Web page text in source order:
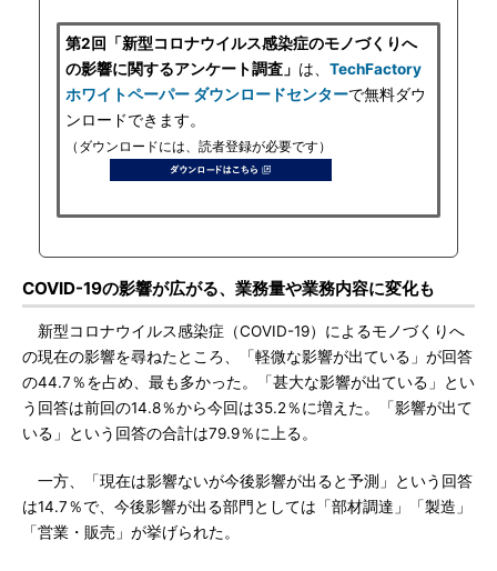
第2回「新型コロナウイルス感染症のモノづくりへ
の影響に関するアンケート調査」 は、 TechFactory
ホワイトペーパー ダウンロードセンターで無料ダウ
ンロードできます。
（ダウンロードには、読者登録が必要です）
COVID-19の影響が広がる、業務量や業務内容に変化も
新型コロナウイルス感染症（COVID-19）によるモノづくりへ
の現在の影響を尋ねたところ、「軽微な影響が出ている」が回答
の44.7％を占め、最も多かった。「甚大な影響が出ている」とい
う回答は前回の14.8％から今回は35.2％に増えた。「影響が出て
いる」という回答の合計は79.9％に上る。
一方、「現在は影響ないが今後影響が出ると予測」という回答
は14.7％で、今後影響が出る部門としては「部材調達」「製造」
「営業・販売」が挙げられた。